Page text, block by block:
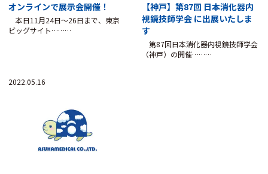
オンラインで展示会開催！
本日11月24日～26日まで、東京
ビッグサイト………
【神戸】第87回 日本消化器内
視鏡技師学会 に出展いたしま
す
第87回日本消化器内視鏡技師学会
（神戸）の開催………
2022.05.16